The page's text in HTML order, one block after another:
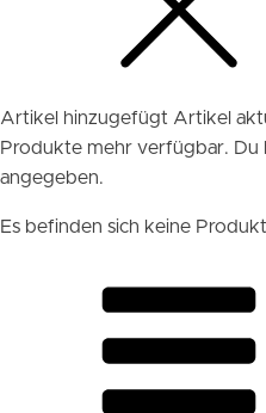
Artikel hinzugefügt Artikel
Produkte mehr verfügbar. Du
angegeben.
Es befinden sich keine